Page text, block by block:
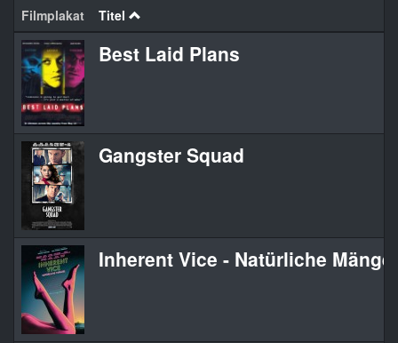
Filmplakat Titel
Best Laid Plans
Gangster Squad
Inherent Vice - Natürliche Mängel